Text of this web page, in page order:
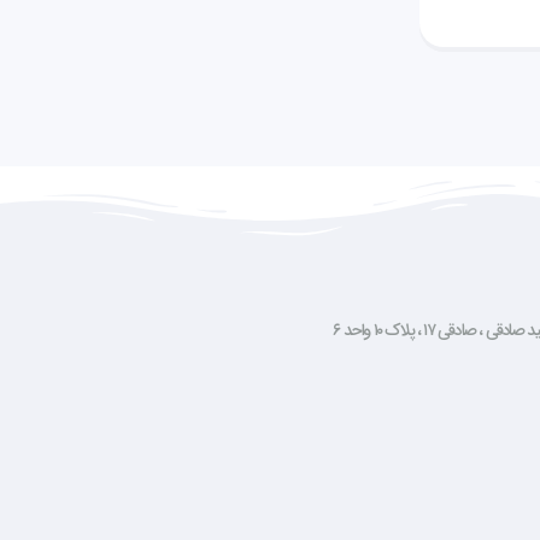
۱۷ ، پلاک ۱۰ واحد ۶